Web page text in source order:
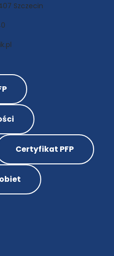
Szczecin
Certyfikat PFP